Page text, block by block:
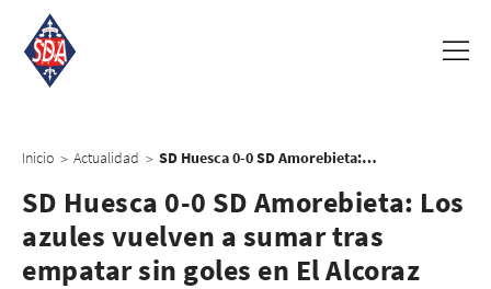
Inicio > Actualidad > SD Huesca 0-0 SD Amorebieta: Los azules vuelven a sumar tras empatar sin goles en El Alcoraz
SD Huesca 0-0 SD Amorebieta: Los
azules vuelven a sumar tras
empatar sin goles en El Alcoraz